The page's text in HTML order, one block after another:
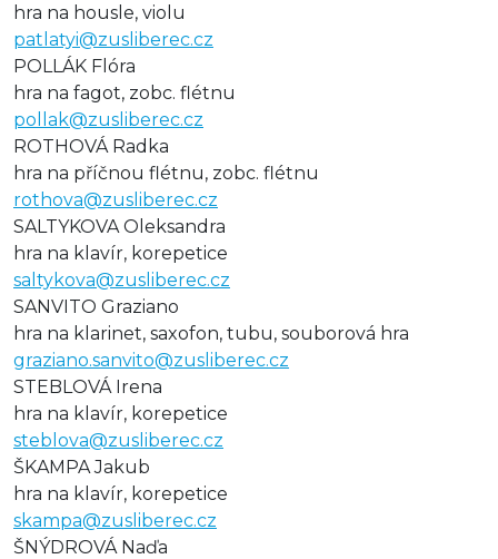
hra na housle, violu
patlatyi@zusliberec.cz
POLLÁK Flóra
hra na fagot, zobc. flétnu
pollak@zusliberec.cz
ROTHOVÁ Radka
hra na příčnou flétnu, zobc. flétnu
rothova@zusliberec.cz
SALTYKOVA Oleksandra
hra na klavír, korepetice
saltykova@zusliberec.cz
SANVITO Graziano
hra na klarinet, saxofon, tubu, souborová hra
graziano.sanvito@zusliberec.cz
STEBLOVÁ Irena
hra na klavír, korepetice
steblova@zusliberec.cz
ŠKAMPA Jakub
hra na klavír, korepetice
skampa@zusliberec.cz
ŠNÝDROVÁ Naďa